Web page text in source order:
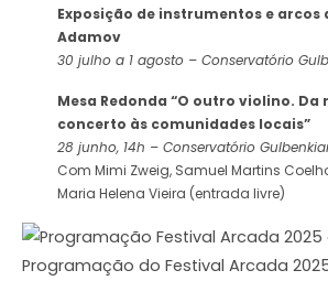
Exposição de instrumentos e arcos
Adamov
30 julho a 1 agosto – Conservatório
Mesa Redonda “O outro violino. Da
concerto às comunidades locais”
28 junho, 14h – Conservatório
Com Mimi Zweig, Samuel Martins
Maria Helena Vieira (entrada livre)
Programação do Festival Arcada